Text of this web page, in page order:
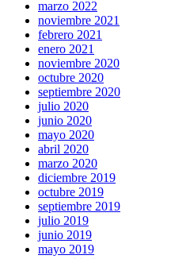
marzo 2022
noviembre 2021
febrero 2021
enero 2021
noviembre 2020
octubre 2020
septiembre 2020
julio 2020
junio 2020
mayo 2020
abril 2020
marzo 2020
diciembre 2019
octubre 2019
septiembre 2019
julio 2019
junio 2019
mayo 2019